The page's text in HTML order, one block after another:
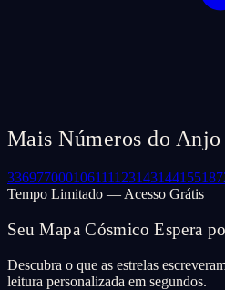
Mais Números do Anjo
336977000106111123143144155187
Tempo Limitado — Acesso Grátis
Seu Mapa Cósmico Espera
Descubra o que as estrelas
leitura personalizada em segundos.